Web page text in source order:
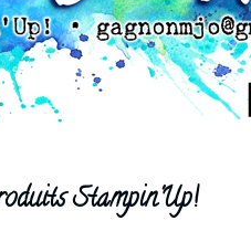
Stampin'Up!